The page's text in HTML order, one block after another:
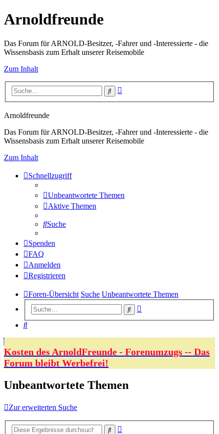
Arnoldfreunde
Das Forum für ARNOLD-Besitzer, -Fahrer und -Interessierte - die
Wissensbasis zum Erhalt unserer Reisemobile
Zum Inhalt
Suche
Arnoldfreunde
Das Forum für ARNOLD-Besitzer, -Fahrer und -Interessierte - die
Wissensbasis zum Erhalt unserer Reisemobile
Zum Inhalt
Schnellzugriff
Unbeantwortete Themen
Aktive Themen
Suche
Spenden
FAQ
Anmelden
Registrieren
Foren-Übersicht Suche Unbeantwortete Themen
Suche
Suche
Kosten des ArnoldFreunde - Forenumzugs -- Das
Forum bleibt Werbefrei!
Unbeantwortete Themen
Zur erweiterten Suche
Suche